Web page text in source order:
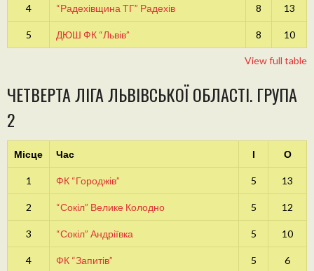
4 “Радехівщина ТГ” Радехів 8 13
5 ДЮШ ФК “Львів” 8 10
View full table
ЧЕТВЕРТА ЛІГА ЛЬВІВСЬКОЇ ОБЛАСТІ. ГРУПА
2
Місце Час І О
1 ФК “Городжів” 5 13
2 “Сокіл” Велике Колодно 5 12
3 “Сокіл” Андріївка 5 10
4 ФК “Запитів” 5 6